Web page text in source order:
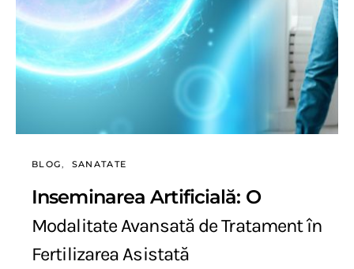
BLOG SANATATE
Inseminarea Artificială: O
Modalitate Avansată de Tratament în
Fertilizarea Asistată